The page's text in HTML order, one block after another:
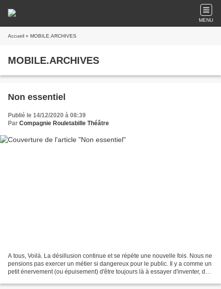
MENU
Accueil » MOBILE.ARCHIVES
MOBILE.ARCHIVES
Non essentiel
Publié le 14/12/2020 à 08:39
Par Compagnie Rouletabille Théâtre
A tous, Voilà. La désillusion continue et se répète une nouvelle fois. Nous ne
pensions pas exercer un métier si dangereux pour le public. Il y a comme un
petit énervement (ou épuisement) d'être toujours là à essayer d'inventer, de